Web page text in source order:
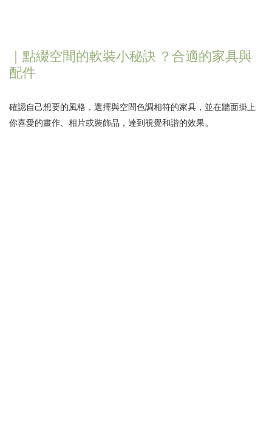
｜點綴空間的軟裝小秘訣 ？合適的家具與
配件
確認自己想要的風格，選擇與空間色調相符的家具，並在牆面掛上
你喜愛的畫作、相片或裝飾品，達到視覺和諧的效果。